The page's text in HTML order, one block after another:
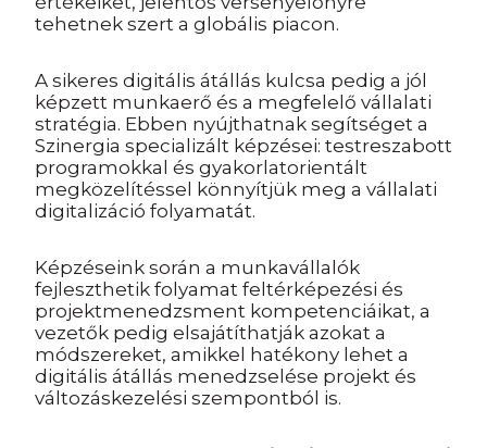
tehetnek szert a globális piacon.
A sikeres digitális átállás kulcsa pedig a jól
képzett munkaerő és a megfelelő vállalati
stratégia. Ebben nyújthatnak segítséget a
Szinergia specializált képzései: testreszabott
programokkal és gyakorlatorientált
megközelítéssel könnyítjük meg a vállalati
digitalizáció folyamatát.
Képzéseink során a munkavállalók
fejleszthetik folyamat feltérképezési és
projektmenedzsment kompetenciáikat, a
vezetők pedig elsajátíthatják azokat a
módszereket, amikkel hatékony lehet a
digitális átállás menedzselése projekt és
változáskezelési szempontból is.